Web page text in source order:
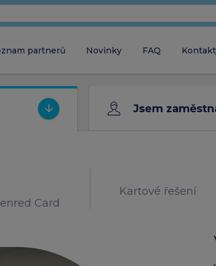
partnerů Novinky FAQ
chci objednávat
chci akceptovat
Jsem
Card
Kartové řešení